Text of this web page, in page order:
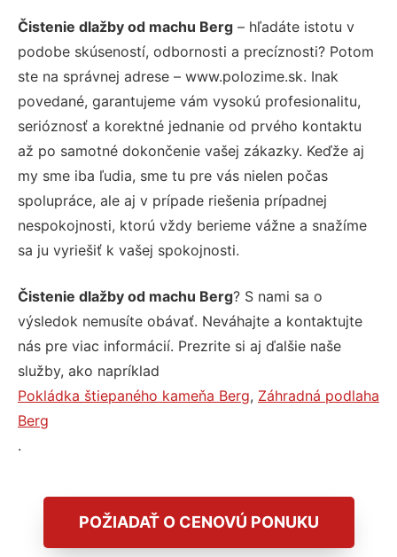
Čistenie dlažby od machu Berg – hľadáte istotu v
podobe skúseností, odbornosti a precíznosti? Potom
ste na správnej adrese – www.polozime.sk. Inak
povedané, garantujeme vám vysokú profesionalitu,
serióznosť a korektné jednanie od prvého kontaktu
až po samotné dokončenie vašej zákazky. Keďže aj
my sme iba ľudia, sme tu pre vás nielen počas
spolupráce, ale aj v prípade riešenia prípadnej
nespokojnosti, ktorú vždy berieme vážne a snažíme
sa ju vyriešiť k vašej spokojnosti.
Čistenie dlažby od machu Berg? S nami sa o
výsledok nemusíte obávať. Neváhajte a kontaktujte
nás pre viac informácií. Prezrite si aj ďalšie naše
služby, ako napríklad
Pokládka štiepaného kameňa Berg, Záhradná podlaha
Berg
.
POŽIADAŤ O CENOVÚ PONUKU